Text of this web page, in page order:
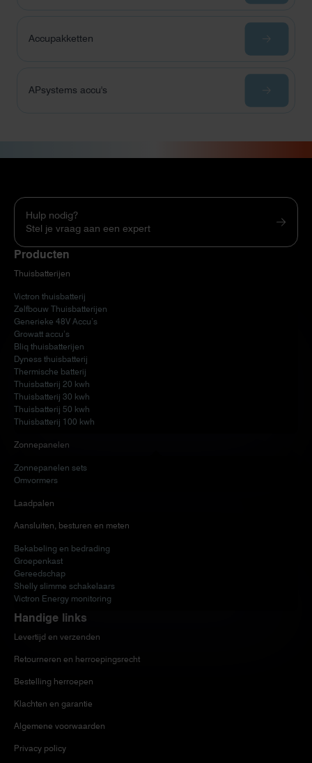
Accupakketten
APsystems accu's
Hulp nodig?
Stel je vraag aan een expert
Producten
Thuisbatterijen
Victron thuisbatterij
Zelfbouw Thuisbatterijen
Generieke 48V Accu’s
Growatt accu’s
Bliq thuisbatterijen
Dyness thuisbatterij
Thermische batterij
Thuisbatterij 20 kwh
Thuisbatterij 30 kwh
Thuisbatterij 50 kwh
Thuisbatterij 100 kwh
Zonnepanelen
Zonnepanelen sets
Omvormers
Laadpalen
Aansluiten, besturen en meten
Bekabeling en bedrading
Groepenkast
Gereedschap
Shelly slimme schakelaars
Victron Energy monitoring
Handige links
Levertijd en verzenden
Retourneren en herroepingsrecht
Bestelling herroepen
Klachten en garantie
Algemene voorwaarden
Privacy policy